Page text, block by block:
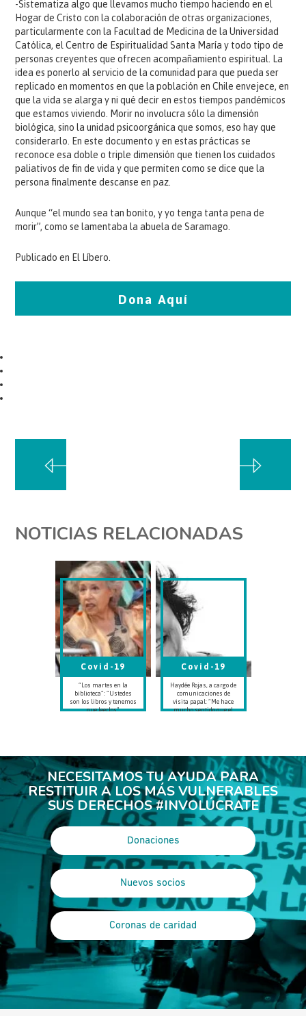
-Sistematiza algo que llevamos mucho tiempo haciendo en el
Hogar de Cristo con la colaboración de otras organizaciones,
particularmente con la Facultad de Medicina de la Universidad
Católica, el Centro de Espiritualidad Santa María y todo tipo de
personas creyentes que ofrecen acompañamiento espiritual. La
idea es ponerlo al servicio de la comunidad para que pueda ser
replicado en momentos en que la población en Chile envejece, en
que la vida se alarga y ni qué decir en estos tiempos pandémicos
que estamos viviendo. Morir no involucra sólo la dimensión
biológica, sino la unidad psicoorgánica que somos, eso hay que
considerarlo. En este documento y en estas prácticas se
reconoce esa doble o triple dimensión que tienen los cuidados
paliativos de fin de vida y que permiten como se dice que la
persona finalmente descanse en paz.
Aunque “el mundo sea tan bonito, y yo tenga tanta pena de
morir”, como se lamentaba la abuela de Saramago.
Publicado en El Líbero.
Dona Aquí
NOTICIAS RELACIONADAS
“Los martes en la
biblioteca”: “Ustedes
son los libros y tenemos
que leerlos”
Covid-19
Haydée Rojas, a cargo de
comunicaciones de
visita papal: “Me hace
mucho sentido que el
Covid-19
NECESITAMOS TU AYUDA PARA
RESTITUIR A LOS MÁS VULNERABLES
SUS DERECHOS #INVOLÚCRATE
Donaciones
Nuevos socios
Coronas de caridad